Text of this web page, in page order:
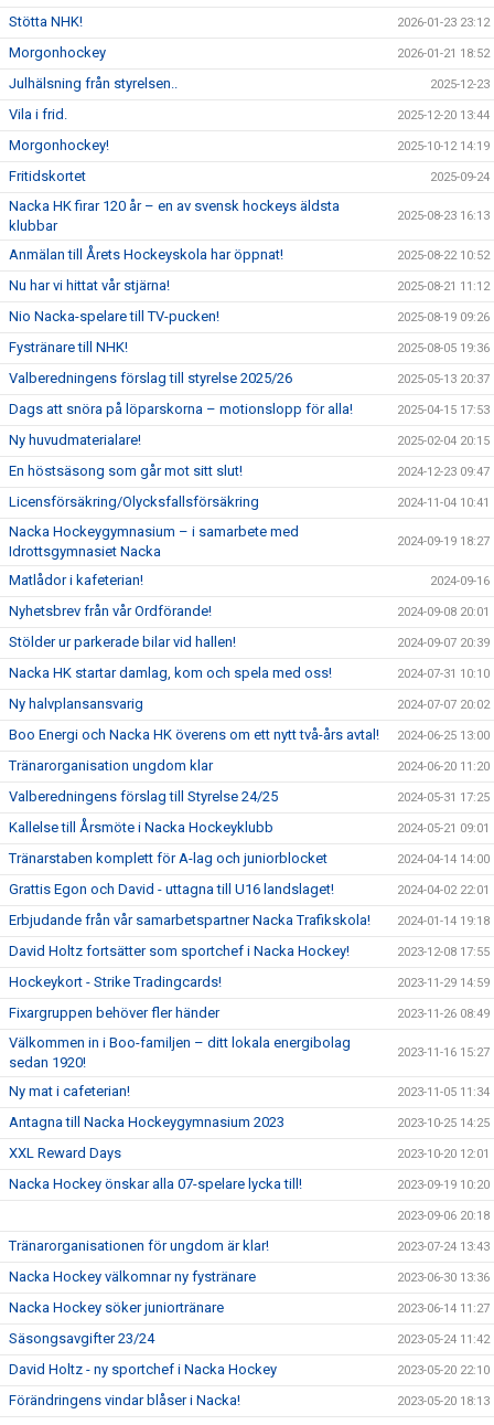
Stötta NHK! 2026-01-23 23:12
Morgonhockey 2026-01-21 18:52
Julhälsning från styrelsen.. 2025-12-23
Vila i frid. 2025-12-20 13:44
Morgonhockey! 2025-10-12 14:19
Fritidskortet 2025-09-24
Nacka HK firar 120 år – en av svensk hockeys äldsta
klubbar
2025-08-23 16:13
Anmälan till Årets Hockeyskola har öppnat! 2025-08-22 10:52
Nu har vi hittat vår stjärna! 2025-08-21 11:12
Nio Nacka-spelare till TV-pucken! 2025-08-19 09:26
Fystränare till NHK! 2025-08-05 19:36
Valberedningens förslag till styrelse 2025/26 2025-05-13 20:37
Dags att snöra på löparskorna – motionslopp för alla! 2025-04-15 17:53
Ny huvudmaterialare! 2025-02-04 20:15
En höstsäsong som går mot sitt slut! 2024-12-23 09:47
Licensförsäkring/Olycksfallsförsäkring 2024-11-04 10:41
Nacka Hockeygymnasium – i samarbete med
Idrottsgymnasiet Nacka
2024-09-19 18:27
Matlådor i kafeterian! 2024-09-16
Nyhetsbrev från vår Ordförande! 2024-09-08 20:01
Stölder ur parkerade bilar vid hallen! 2024-09-07 20:39
Nacka HK startar damlag, kom och spela med oss! 2024-07-31 10:10
Ny halvplansansvarig 2024-07-07 20:02
Boo Energi och Nacka HK överens om ett nytt två-års avtal! 2024-06-25 13:00
Tränarorganisation ungdom klar 2024-06-20 11:20
Valberedningens förslag till Styrelse 24/25 2024-05-31 17:25
Kallelse till Årsmöte i Nacka Hockeyklubb 2024-05-21 09:01
Tränarstaben komplett för A-lag och juniorblocket 2024-04-14 14:00
Grattis Egon och David - uttagna till U16 landslaget! 2024-04-02 22:01
Erbjudande från vår samarbetspartner Nacka Trafikskola! 2024-01-14 19:18
David Holtz fortsätter som sportchef i Nacka Hockey! 2023-12-08 17:55
Hockeykort - Strike Tradingcards! 2023-11-29 14:59
Fixargruppen behöver fler händer 2023-11-26 08:49
Välkommen in i Boo-familjen – ditt lokala energibolag
sedan 1920!
2023-11-16 15:27
Ny mat i cafeterian! 2023-11-05 11:34
Antagna till Nacka Hockeygymnasium 2023 2023-10-25 14:25
XXL Reward Days 2023-10-20 12:01
Nacka Hockey önskar alla 07-spelare lycka till! 2023-09-19 10:20
2023-09-06 20:18
Tränarorganisationen för ungdom är klar! 2023-07-24 13:43
Nacka Hockey välkomnar ny fystränare 2023-06-30 13:36
Nacka Hockey söker juniortränare 2023-06-14 11:27
Säsongsavgifter 23/24 2023-05-24 11:42
David Holtz - ny sportchef i Nacka Hockey 2023-05-20 22:10
Förändringens vindar blåser i Nacka! 2023-05-20 18:13